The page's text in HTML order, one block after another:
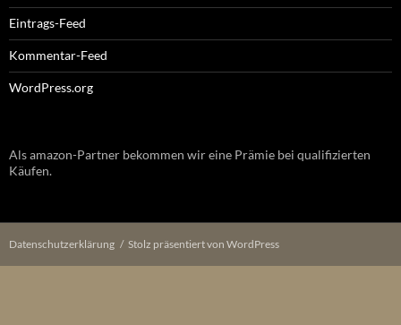
Eintrags-Feed
Kommentar-Feed
WordPress.org
Als amazon-Partner bekommen wir eine Prämie bei qualifizierten
Käufen.
Datenschutzerklärung Stolz präsentiert von WordPress